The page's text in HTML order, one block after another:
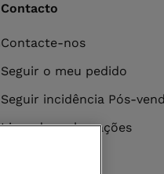
Contacto
Contacte-nos
Seguir o meu pedido
Seguir incidência Pós-
Livro de reclamações